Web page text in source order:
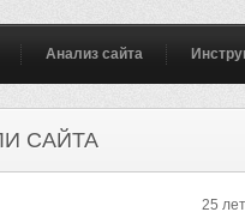
Анализ сайта
САЙТА
25 лет